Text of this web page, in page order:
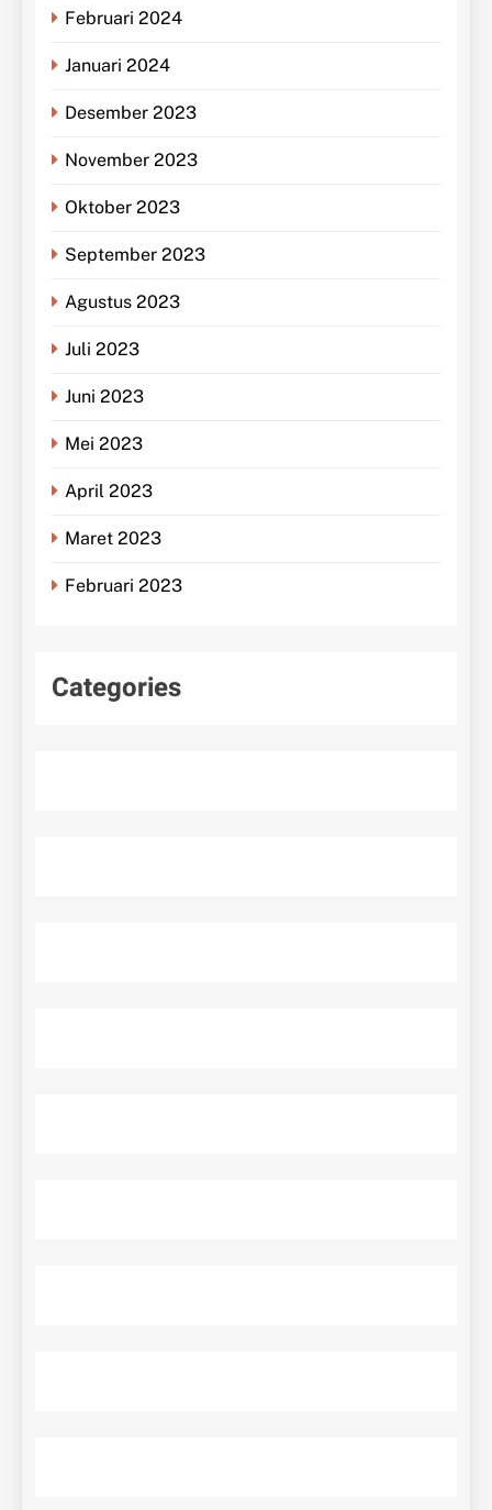
Februari 2024
Januari 2024
Desember 2023
November 2023
Oktober 2023
September 2023
Agustus 2023
Juli 2023
Juni 2023
Mei 2023
April 2023
Maret 2023
Februari 2023
Categories